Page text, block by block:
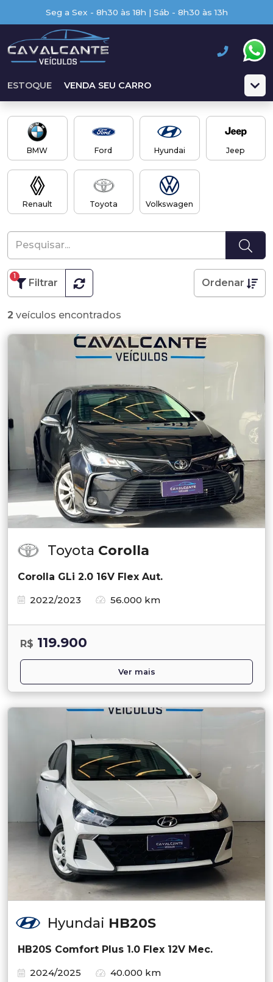
Seg a Sex - 8h30 às 18h | Sáb - 8h30 às 13h
ESTOQUE VENDA SEU CARRO
BMW Ford Hyundai Jeep
Renault Toyota Volkswagen
Filtrar
1
Ordenar
2 veículos encontrados
Toyota Corolla
Corolla GLi 2.0 16V Flex Aut.
2022/2023
56.000 km
R$ 119.900
Ver mais
Hyundai HB20S
HB20S Comfort Plus 1.0 Flex 12V Mec.
2024/2025
40.000 km